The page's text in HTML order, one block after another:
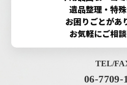
遺品整理・特
お困りごとがあ
お気軽にご相
TEL/
06-7709-